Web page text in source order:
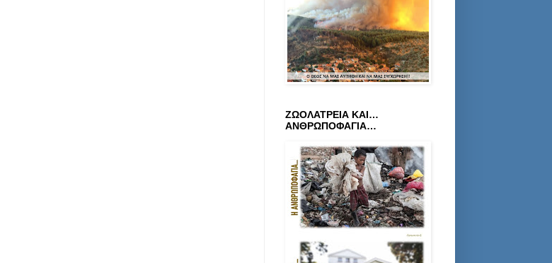
ΖΩΟΛΑΤΡΕΙΑ ΚΑΙ…
ΑΝΘΡΩΠΟΦΑΓΙΑ…